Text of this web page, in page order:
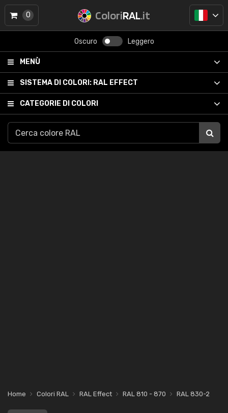
ColoriRAL.it
Oscuro Leggero
MENÙ
SISTEMA DI COLORI: RAL EFFECT
CATEGORIE DI COLORI
0
Home Colori RAL RAL Effect RAL 810 - 870 RAL 830-2